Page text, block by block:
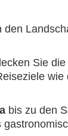
den
Sie
wie
bis zu den